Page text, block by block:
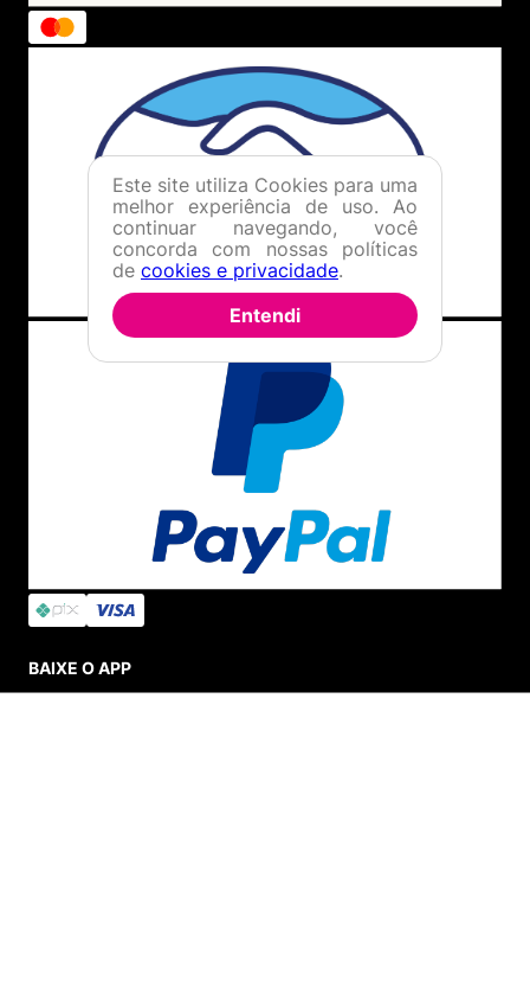
BAIXE O APP
Este site utiliza Cookies para uma
melhor experiência de uso. Ao
continuar navegando, você
concorda com nossas políticas
de cookies e privacidade.
Entendi